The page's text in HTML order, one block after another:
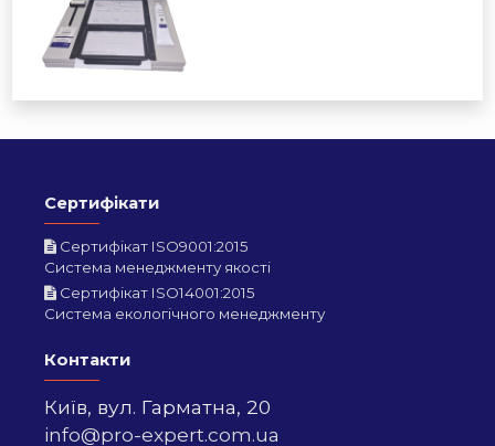
Сертифікати
Сертифікат ISO9001:2015
Система менеджменту якості
Сертифікат ISO14001:2015
Система екологічного менеджменту
Контакти
Київ, вул. Гарматна, 20
info@pro-expert.com.ua